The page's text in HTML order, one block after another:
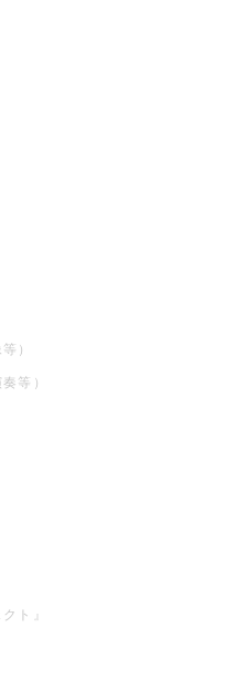
）
等）
ト』